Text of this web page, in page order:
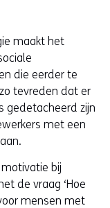
maakt het
die eerder te
tevreden dat er
gedetacheerd zijn
met een
bij
de vraag ‘Hoe
mensen met